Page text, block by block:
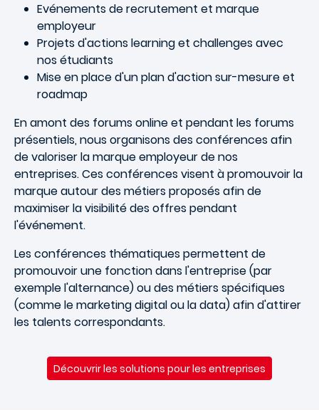
Evénements de recrutement et marque
employeur
Projets d'actions learning et challenges avec
nos étudiants
Mise en place d'un plan d'action sur-mesure et
roadmap
En amont des forums online et pendant les forums
présentiels, nous organisons des conférences afin
de valoriser la marque employeur de nos
entreprises. Ces conférences visent à promouvoir la
marque autour des métiers proposés afin de
maximiser la visibilité des offres pendant
l'événement.
Les conférences thématiques permettent de
promouvoir une fonction dans l'entreprise (par
exemple l'alternance) ou des métiers spécifiques
(comme le marketing digital ou la data) afin d'attirer
les talents correspondants.
Découvrir les solutions pour les entreprises